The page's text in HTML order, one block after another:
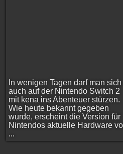
In wenigen Tagen darf man sich
auch auf der Nintendo Switch 2
mit kena ins Abenteuer stürzen.
Wie heute bekannt gegeben
wurde, erscheint die Version für
Nintendos aktuelle Hardware
...